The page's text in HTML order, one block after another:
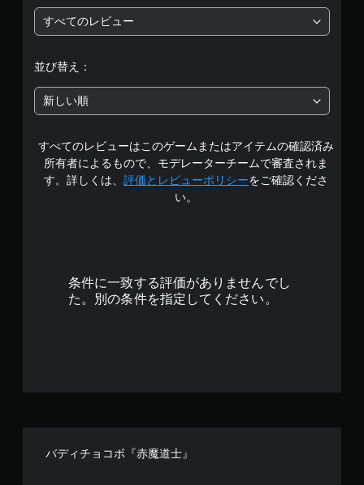
階
の
5
で
す
すべてのレビュー
並び替え：
新しい順
すべてのレビューはこのゲームまたはアイテムの確認済み
所有者によるもので、モデレーターチームで審査されま
す。詳しくは、 評価とレビューポリシーをご確認くださ
い。
条件に一致する評価がありませんでし
た。別の条件を指定してください。
バディチョコボ『赤魔道士』